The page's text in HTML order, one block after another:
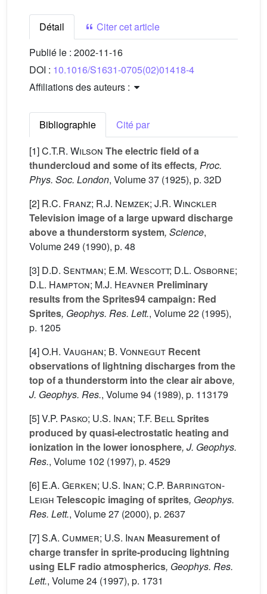
Détail
Citer cet article
Publié le : 2002-11-16
DOI : 10.1016/S1631-0705(02)01418-4
Affiliations des auteurs :
Bibliographie
Cité par
[1]C.T.R. Wilson The electric field of a
thundercloud and some of its effects, Proc.
Phys. Soc. London, Volume 37 (1925), p. 32D
[2] R.C. Franz; R.J. Nemzek; J.R. Winckler
Television image of a large upward discharge
above a thunderstorm system, Science,
Volume 249 (1990), p. 48
[3] D.D. Sentman; E.M. Wescott; D.L. Osborne;
D.L. Hampton; M.J. Heavner Preliminary
results from the Sprites94 campaign: Red
Sprites, Geophys. Res. Lett., Volume 22 (1995),
p. 1205
[4]O.H. Vaughan; B. Vonnegut Recent
observations of lightning discharges from the
top of a thunderstorm into the clear air above,
J. Geophys. Res., Volume 94 (1989), p. 113179
[5]V.P. Pasko; U.S. Inan; T.F. BellSprites
produced by quasi-electrostatic heating and
ionization in the lower ionosphere, J. Geophys.
Res., Volume 102 (1997), p. 4529
[6] E.A. Gerken; U.S. Inan; C.P. Barrington-
Leigh Telescopic imaging of sprites, Geophys.
Res. Lett., Volume 27 (2000), p. 2637
[7]S.A. Cummer; U.S. Inan Measurement of
charge transfer in sprite-producing lightning
using ELF radio atmospherics, Geophys. Res.
Lett., Volume 24 (1997), p. 1731